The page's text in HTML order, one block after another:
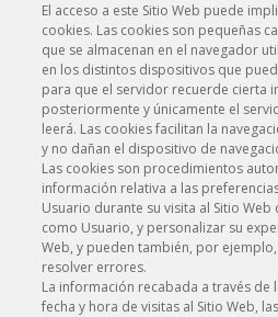
El acceso a este Sitio Web puede
cookies. Las cookies son pequeñas
que se almacenan en el navegador
en los distintos dispositivos que
para que el servidor recuerde cierta
posteriormente y únicamente el
leerá. Las cookies facilitan la
y no dañan el dispositivo de
Las cookies son procedimientos
información relativa a las
Usuario durante su visita al Sitio
como Usuario, y personalizar su
Web, y pueden también, por
resolver errores.
La información recabada a través de
fecha y hora de visitas al Sitio Web,